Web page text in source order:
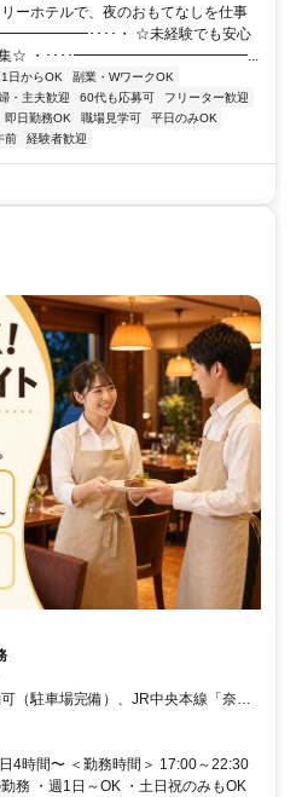
ーホテルで、夜のおもてなしを仕事
････・ ☆未経験でも安心
募集☆ ・････━━━━━━━━━━━━...
日からOK
副業・WワークOK
・主夫歓迎 60代も応募可
フリーター歓迎
即日勤務OK 職場見学可
平日のみOK
前 経験者歓迎
（駐車場完備）、JR中央本線「奈良
4時間〜 ＜勤務時間＞ 17:00～22:30
務 ・週1日～OK ・土日祝のみもOK